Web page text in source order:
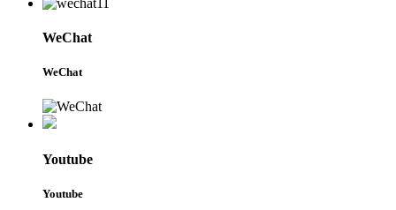
WeChat
WeChat
Youtube
Youtube